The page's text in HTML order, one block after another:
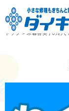
トップ
> 木暮喜美子のわく